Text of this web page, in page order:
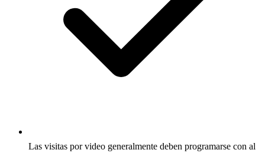
Las visitas por video generalmente deben programarse con al